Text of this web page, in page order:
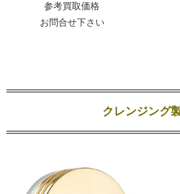
参考買取価格
お問合せ下さい
クレンジング